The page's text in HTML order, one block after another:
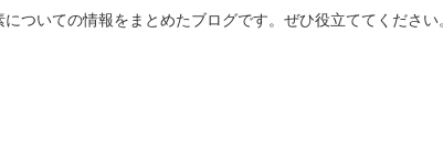
についての情報をまとめたブログです。ぜひ役立ててください